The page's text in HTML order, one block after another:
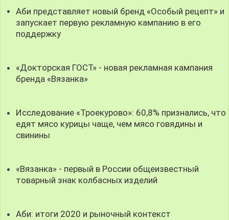
Аби представляет новый бренд «Особый рецепт» и
запускает первую рекламную кампанию в его
поддержку
«Докторская ГОСТ» - новая рекламная кампания
бренда «Вязанка»
Исследование «Троекурово»: 60,8% признались, что
едят мясо курицы чаще, чем мясо говядины и
свинины
«Вязанка» - первый в России общеизвестный
товарный знак колбасных изделий
Аби: итоги 2020 и рыночный контекст